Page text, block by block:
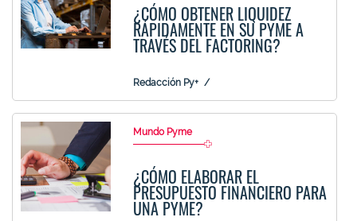
¿CÓMO OBTENER LIQUIDEZ
RÁPIDAMENTE EN SU PYME A
TRAVÉS DEL FACTORING?
Redacción Py+
Mundo Pyme
¿CÓMO ELABORAR EL
PRESUPUESTO FINANCIERO PARA
UNA PYME?